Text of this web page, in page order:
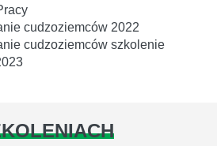
cudzoziemców 2022
cudzoziemców szkolenie